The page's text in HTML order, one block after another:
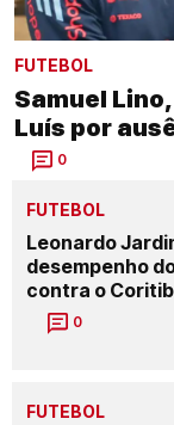
FUTEBOL
Samuel
Luís por
0
FUTEBOL
Leonardo
desempenho
contra o
0
FUTEBOL